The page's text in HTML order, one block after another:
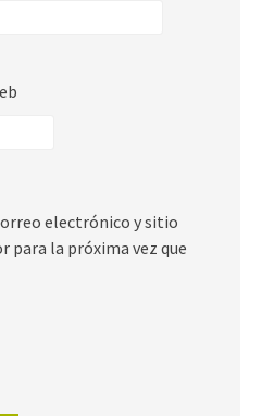
electrónico y sitio
para la próxima vez que